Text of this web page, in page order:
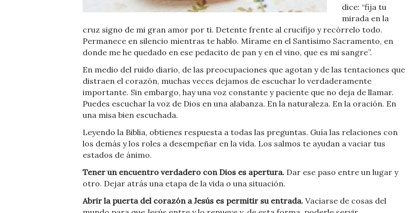
dice: “fija tu
mirada en la
cruz signo de mi gran amor por ti. Detente frente al crucifijo y recórrelo todo.
Permanece en silencio mientras te hablo. Mírame en el Santísimo Sacramento, en
donde me he quedado en ese pedacito de pan y en el vino, que es mi sangre”.
En medio del ruido diario, de las preocupaciones que agotan y de las tentaciones que
distraen el corazón, muchas veces dejamos de escuchar lo verdaderamente
importante. Sin embargo, hay una voz constante y paciente que no deja de llamar.
Puedes escuchar la voz de Dios en una alabanza. En la naturaleza. En la oración. En
una misa bien escuchada.
Leyendo la Biblia, obtienes respuesta a todas las preguntas. Guía las relaciones con
los demás y los roles a desempeñar en la vida. Los salmos te ayudan a vaciar tus
estados de ánimo.
Tener un encuentro verdadero con Dios es apertura. Dar ese paso entre un lugar y
otro. Dejar atrás una etapa de la vida o una situación.
Abrir la puerta del corazón a Jesús es permitir su entrada. Vaciarse de cosas del